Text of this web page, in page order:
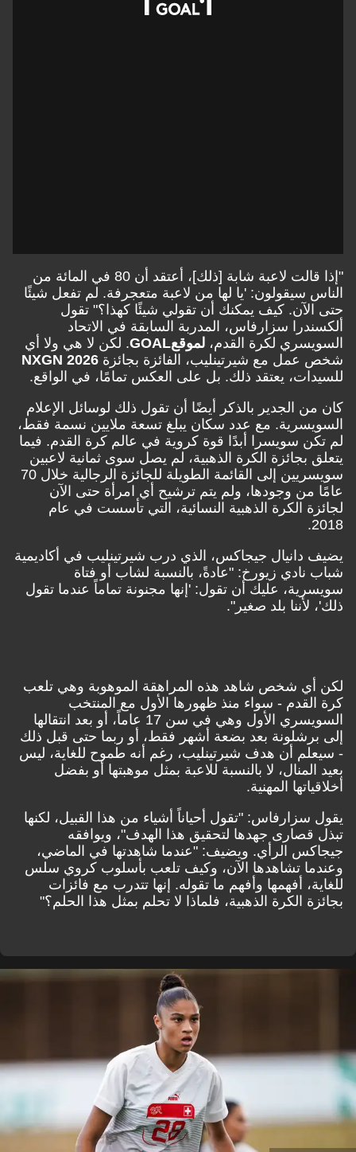
"إذا قالت لاعبة شابة [ذلك]، أعتقد أن 80 في المائة من
الناس سيقولون: 'يا لها من لاعبة متعجرفة. لم تفعل شيئًا
حتى الآن. كيف يمكنك أن تقولي شيئًا كهذا؟" تقول
ألكسندرا سزارفاس، المدربة السابقة في الاتحاد
السويسري لكرة القدم، لموقعGOAL. لكن لا هي ولا أي
شخص عمل مع شيرتينليب، الفائزة بجائزة NXGN 2026
للسيدات، يعتقد ذلك. بل على العكس تمامًا، في الواقع.
كان من الجدير بالذكر أيضًا أن تقول ذلك لوسائل الإعلام
السويسرية. مع عدد سكان يبلغ تسعة ملايين نسمة فقط،
لم تكن سويسرا أبدًا قوة كروية في عالم كرة القدم. فيما
يتعلق بجائزة الكرة الذهبية، لم يصل سوى ثمانية لاعبين
سويسريين إلى القائمة الطويلة للجائزة الرجالية خلال 70
عامًا من وجودها، ولم يتم ترشيح أي امرأة حتى الآن
لجائزة الكرة الذهبية النسائية، التي تأسست في عام
2018.
يضيف دانيال جيجاكس، الذي درب شيرتينليب في أكاديمية
شباب نادي زيورخ: "عادةً، بالنسبة لشاب أو فتاة
سويسرية، عليك أن تقول: 'إنها مجنونة تماماً عندما تقول
ذلك'، لأننا بلد صغير".
لكن أي شخص شاهد هذه المراهقة الموهوبة وهي تلعب
كرة القدم - سواء منذ ظهورها الأول مع المنتخب
السويسري الأول وهي في سن 17 عاماً، أو بعد انتقالها
إلى برشلونة بعد بضعة أشهر فقط، أو ربما حتى قبل ذلك
- سيعلم أن هدف شيرتينليب، رغم أنه طموح للغاية، ليس
بعيد المنال، لا بالنسبة للاعبة بمثل موهبتها أو بفضل
أخلاقياتها المهنية.
يقول سزارفاس: "تقول أحياناً أشياء من هذا القبيل، لكنها
تبذل قصارى جهدها لتحقيق هذا الهدف"، ويوافقه
جيجاكس الرأي. ويضيف: "عندما شاهدتها في الماضي،
وعندما تشاهدها الآن، وكيف تلعب بأسلوب كروي سلس
للغاية، أفهمها وأفهم ما تقوله. إنها تتدرب مع فائزات
بجائزة الكرة الذهبية، فلماذا لا تحلم بمثل هذا الحلم؟"